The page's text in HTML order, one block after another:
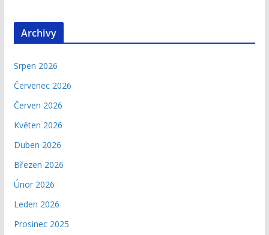
Archivy
Srpen 2026
Červenec 2026
Červen 2026
Květen 2026
Duben 2026
Březen 2026
Únor 2026
Leden 2026
Prosinec 2025